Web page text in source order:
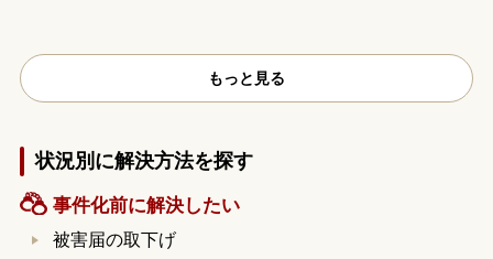
もっと見る
状況別に解決方法を探す
事件化前に解決したい
被害届の取下げ